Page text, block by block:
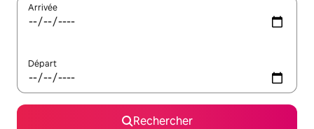
Arrivée
Départ
Rechercher